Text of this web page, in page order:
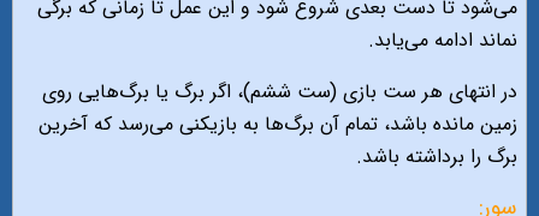
می‌شود تا دست بعدی شروع شود و این عمل تا زمانی که برگی
نماند ادامه می‌یابد.
در انتهای هر ست بازی (ست ششم)، اگر برگ یا برگ‌هایی روی
زمین مانده باشد، تمام آن برگ‌ها به بازیکنی می‌رسد که آخرین
برگ را برداشته باشد.
سور: